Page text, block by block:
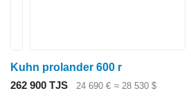
Kuhn prolander 600 r
262 900 TJS
24 690 € ≈ 28 530 $